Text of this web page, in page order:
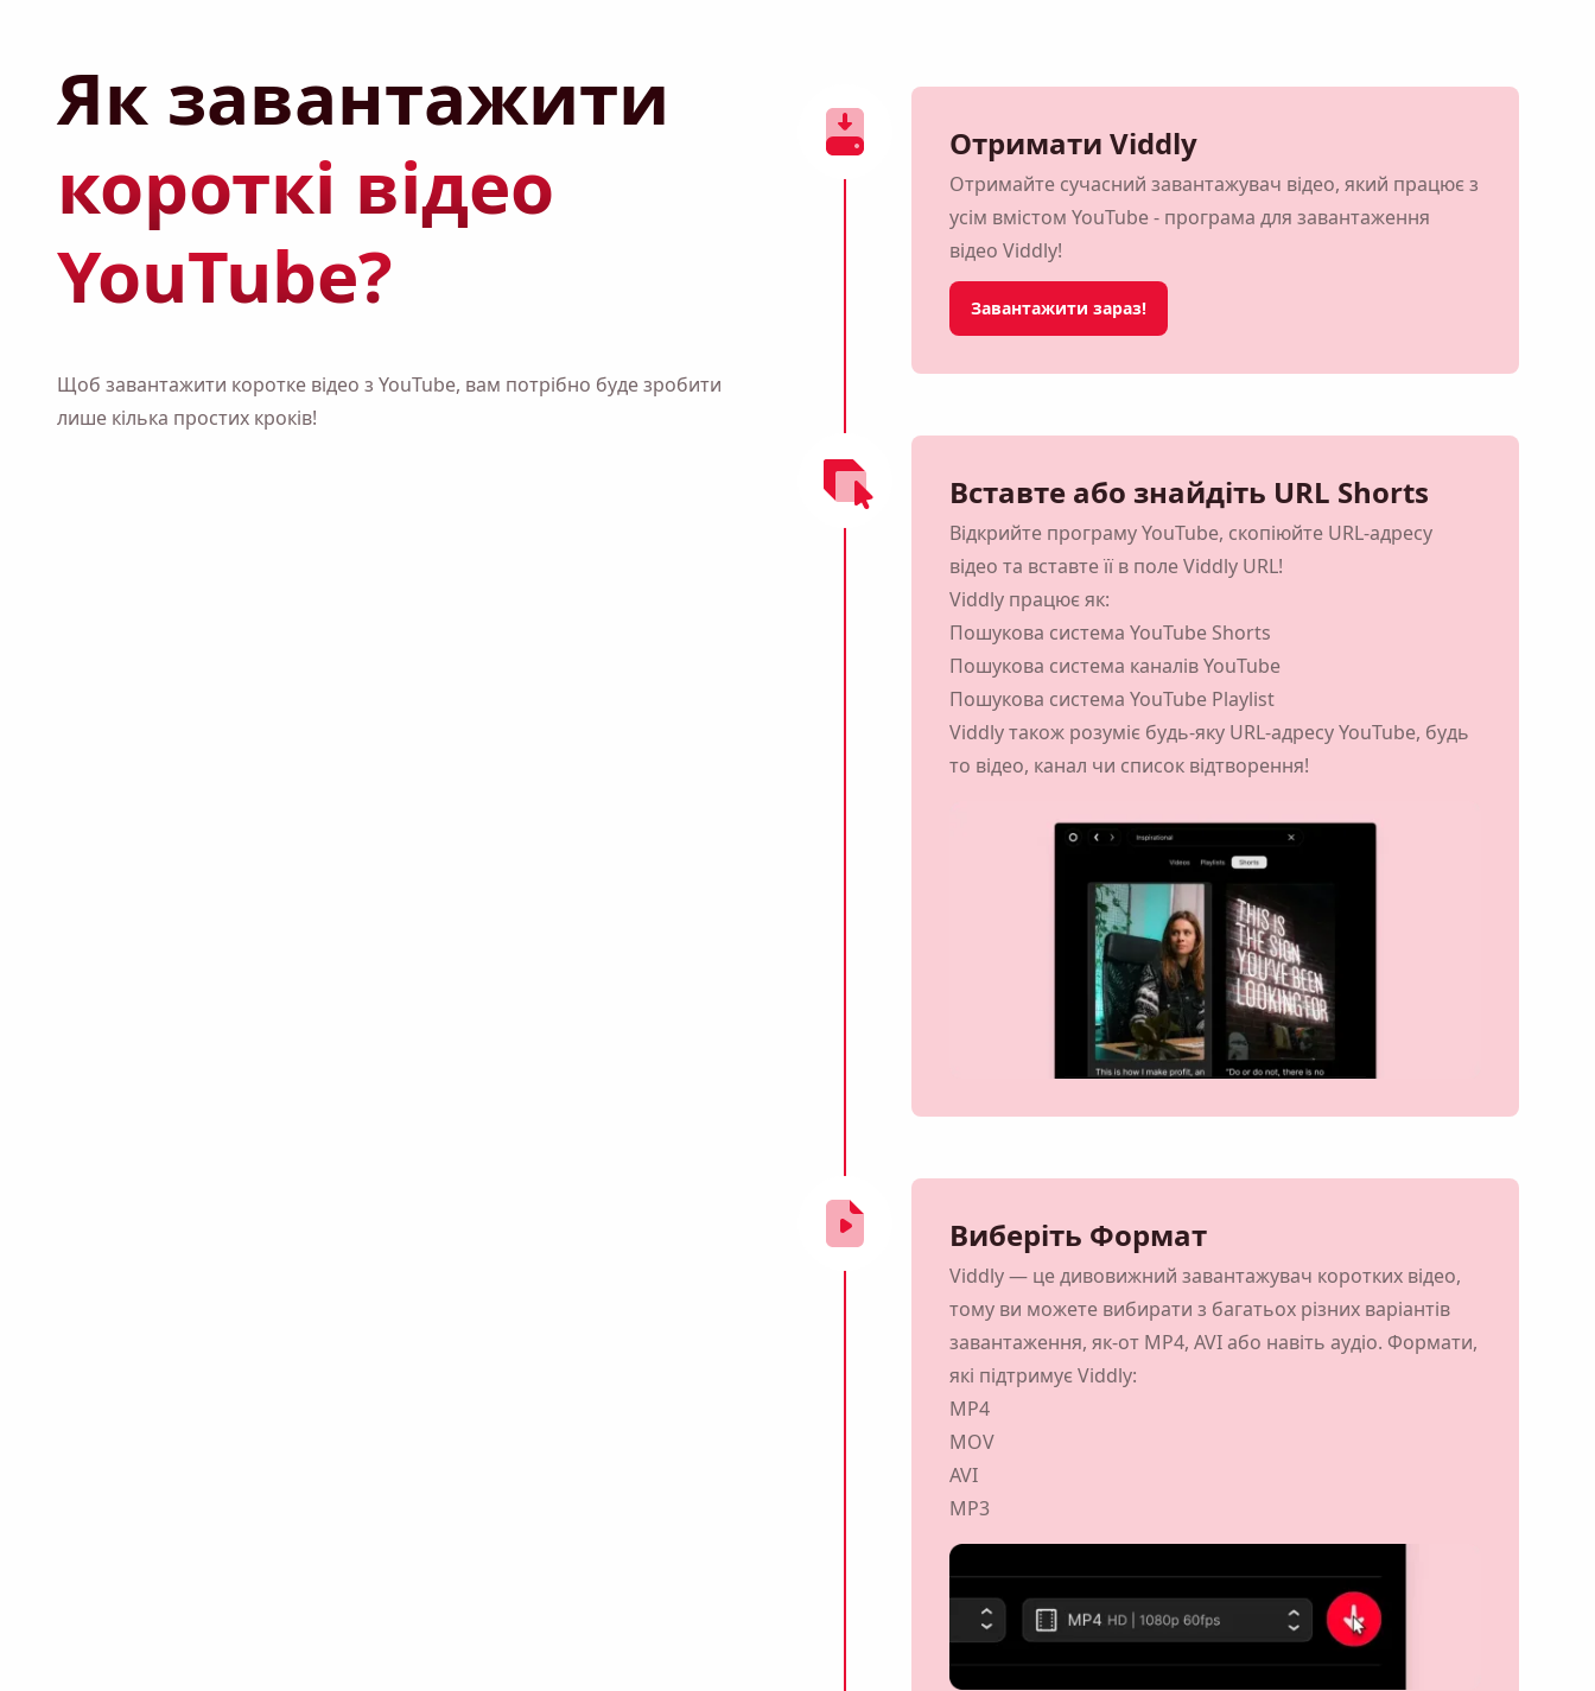
Як завантажити
короткі відео
YouTube?
Щоб завантажити коротке відео з YouTube, вам потрібно буде зробити
лише кілька простих кроків!
Отримати Viddly
Отримайте сучасний завантажувач відео, який працює з
усім вмістом YouTube - програма для завантаження
відео Viddly!
Завантажити зараз!
Вставте або знайдіть URL Shorts
Відкрийте програму YouTube, скопіюйте URL-адресу
відео та вставте її в поле Viddly URL!
Viddly працює як:
Пошукова система YouTube Shorts
Пошукова система каналів YouTube
Пошукова система YouTube Playlist
Viddly також розуміє будь-яку URL-адресу YouTube, будь
то відео, канал чи список відтворення!
Виберіть Формат
Viddly — це дивовижний завантажувач коротких відео,
тому ви можете вибирати з багатьох різних варіантів
завантаження, як-от MP4, AVI або навіть аудіо. Формати,
які підтримує Viddly:
MP4
MOV
AVI
MP3
Нагадай мені 🔔
Надішліть собі нагадування завантажити Viddly, коли повернетеся до